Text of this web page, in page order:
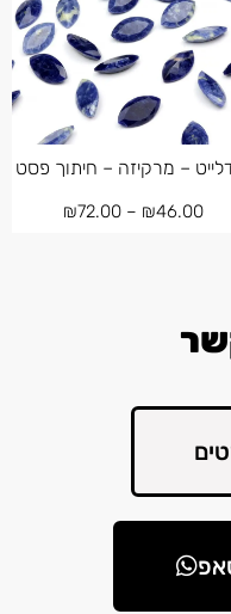
– מרקיזה – חיתוך פסט
₪46.00
–
₪72.00